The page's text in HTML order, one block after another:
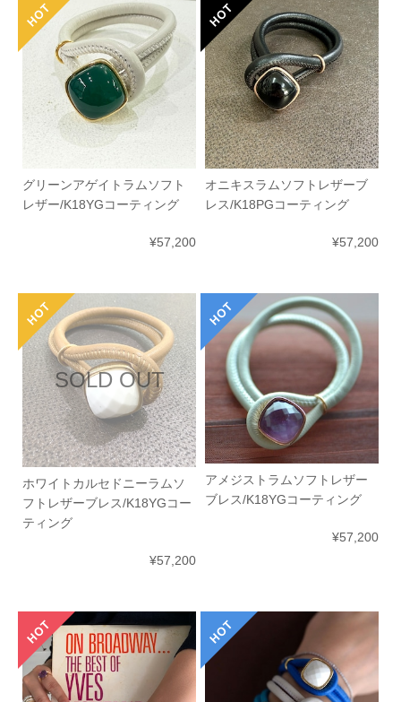
グリーンアゲイトラムソフト
レザー/K18YGコーティング
¥57,200
オニキスラムソフトレザーブ
レス/K18PGコーティング
¥57,200
SOLD OUT
ホワイトカルセドニーラムソ
フトレザーブレス/K18YGコー
ティング
¥57,200
アメジストラムソフトレザー
ブレス/K18YGコーティング
¥57,200